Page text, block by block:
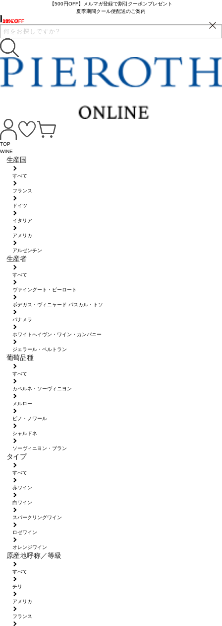
【500円OFF】メルマガ登録で割引クーポンプレゼント
夏季期間クール便配送のご案内
TOP
WINE
生産国
すべて
フランス
ドイツ
イタリア
アメリカ
アルゼンチン
生産者
すべて
ヴァイングート・ピーロート
ボデガス・ヴィニャード パスカル・トソ
パナメラ
ホワイトへイヴン・ワイン・カンパニー
ジェラール・ベルトラン
葡萄品種
すべて
カベルネ・ソーヴィニヨン
メルロー
ピノ・ノワール
シャルドネ
ソーヴィニヨン・ブラン
タイプ
すべて
赤ワイン
白ワイン
スパークリングワイン
ロゼワイン
オレンジワイン
原産地呼称／等級
すべて
チリ
アメリカ
フランス
10% OFF
32% OFF
1% OFF
15% OFF